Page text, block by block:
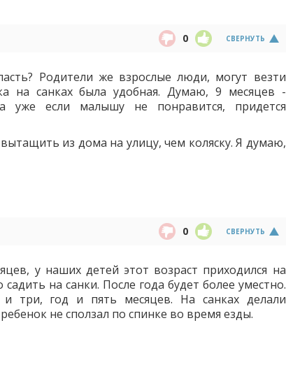
СВЕРНУТЬ
0
Родители же взрослые люди, могут везти
на санках была удобная. Думаю, 9 месяцев -
уже если малышу не понравится, придется
из дома на улицу, чем коляску. Я думаю,
СВЕРНУТЬ
0
у наших детей этот возраст приходился на
на санки. После года будет более уместно.
три, год и пять месяцев. На санках делали
не сползал по спинке во время езды.